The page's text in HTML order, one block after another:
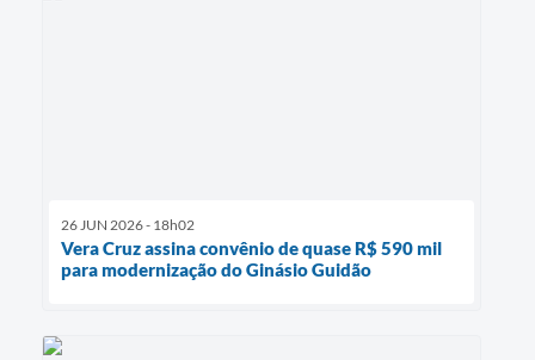
26 JUN 2026 - 18h02
Vera Cruz assina convênio de quase R$ 590 mil
para modernização do Ginásio Guidão